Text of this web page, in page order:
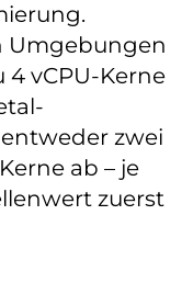
Umgebungen
4 vCPU-Kerne
zwei
ab – je
zuerst